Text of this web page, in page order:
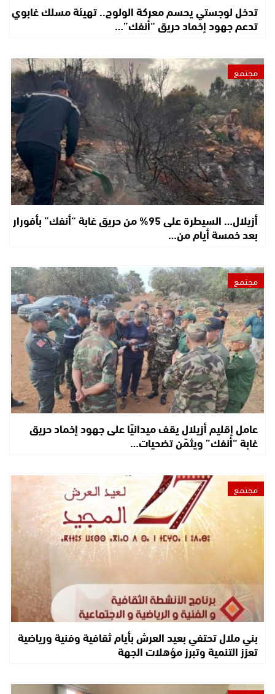
تدخل لوجستي يحسم معركة الولوج.. تهيئة مسلك غابوي
تدعم جهود إخماد حريق “أنفك”…
مجتمع
أزيلال… السيطرة على 95% من حريق غابة “أنفك” بأفورار
بعد خمسة أيام من…
مجتمع
عامل إقليم أزيلال يقف ميدانيًا على جهود إخماد حريق
غابة “أنفك” ويثمّن تضحيات…
مجتمع
بني ملال تحتفي بعيد العرش بأيام ثقافية وفنية ورياضية
تعزز التنمية وتبرز مؤهلات الجهة